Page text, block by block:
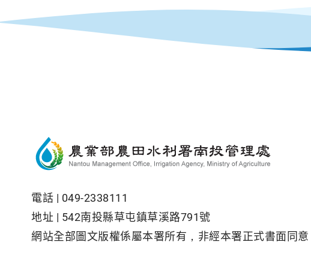
電話 | 049-2338111
地址 | 542南投縣草屯鎮草溪路791號
網站全部圖文版權係屬本署所有，非經本署正式書面同